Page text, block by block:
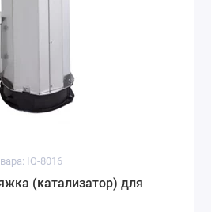
IQ-8016
(катализатор) для